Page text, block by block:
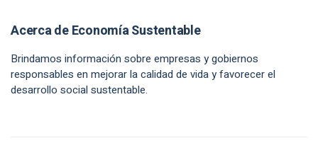
Acerca de Economía Sustentable
Brindamos información sobre empresas y gobiernos
responsables en mejorar la calidad de vida y favorecer el
desarrollo social sustentable.